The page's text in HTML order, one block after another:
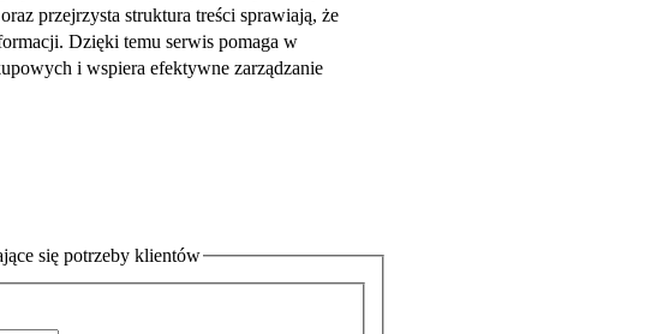
przejrzysta struktura treści sprawiają, że
Dzięki temu serwis pomaga w
i wspiera efektywne zarządzanie
się potrzeby klientów